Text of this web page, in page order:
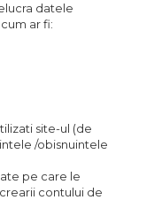
datele
ar fi:
site-ul (de
/obisnuintele
pe care le
contului de